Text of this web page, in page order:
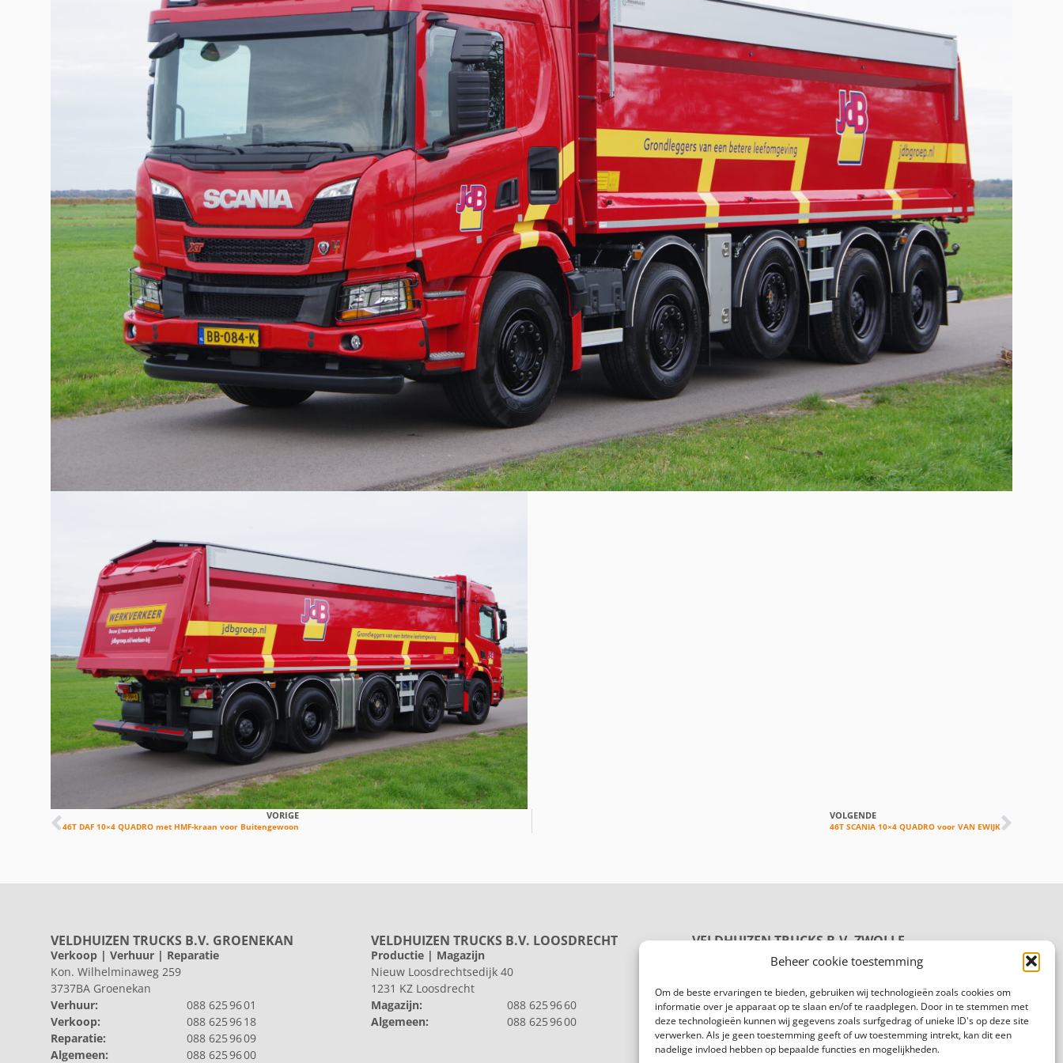
Beheer cookie toestemming
Om de beste ervaringen te bieden, gebruiken wij technologieën zoals cookies om
informatie over je apparaat op te slaan en/of te raadplegen. Door in te stemmen met
deze technologieën kunnen wij gegevens zoals surfgedrag of unieke ID's op deze site
verwerken. Als je geen toestemming geeft of uw toestemming intrekt, kan dit een
nadelige invloed hebben op bepaalde functies en mogelijkheden.
VOLGENDE
46T SCANIA 10×4 QUADRO voor VAN EWIJK
VORIGE
46T DAF 10×4 QUADRO met HMF-kraan voor Buitengewoon
VELDHUIZEN TRUCKS B.V. GROENEKAN
Verkoop | Verhuur | Reparatie
Kon. Wilhelminaweg 259
3737BA Groenekan
Verhuur:
088 625 96 01
Verkoop:
088 625 96 18
Reparatie:
088 625 96 09
Algemeen:
088 625 96 00
VELDHUIZEN TRUCKS B.V. LOOSDRECHT
Productie | Magazijn
Nieuw Loosdrechtsedijk 40
1231 KZ Loosdrecht
Magazijn:
088 625 96 60
Algemeen:
088 625 96 00
VELDHUIZEN TRUCKS B.V. ZWOLLE
8028 PL Zwolle
Algemeen:
088 625 96 00